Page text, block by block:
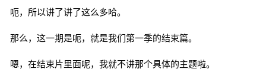
呃，所以讲了讲了这么多哈。
那么，这一期是呃，就是我们第一季的结束篇。
嗯，在结束片里面呢，我就不讲那个具体的主题啦。